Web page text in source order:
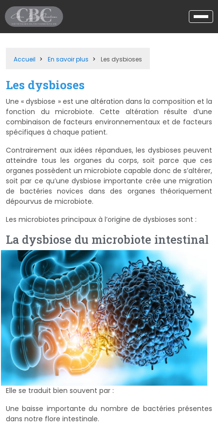
Accueil En savoir plus Les dysbioses
Les dysbioses
Une « dysbiose » est une altération dans la composition et la
fonction du microbiote. Cette altération résulte d’une
combinaison de facteurs environnementaux et de facteurs
spécifiques à chaque patient.
Contrairement aux idées répandues, les dysbioses peuvent
atteindre tous les organes du corps, soit parce que ces
organes possèdent un microbiote capable donc de s’altérer,
soit par ce qu’une dysbiose importante crée une migration
de bactéries novices dans des organes théoriquement
dépourvus de microbiote.
Les microbiotes principaux à l’origine de dysbioses sont :
La dysbiose du microbiote intestinal
Elle se traduit bien souvent par :
Une baisse importante du nombre de bactéries présentes
dans notre flore intestinale.